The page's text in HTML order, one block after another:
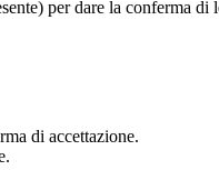
per dare la conferma di
di accettazione.